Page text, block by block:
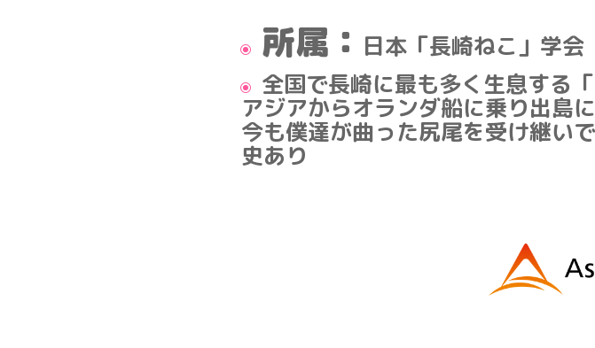
所属： 日本「長崎ねこ」学会
全国で長崎に最も多く生息する
アジアからオランダ船に乗り出島
今も僕達が曲った尻尾を受け継い
史あり